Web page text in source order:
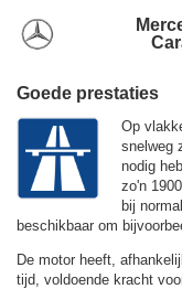
Goede prestaties
Op
snelweg
nodig
zo'n
bij
beschikbaar om
De motor heeft,
tijd, voldoende kracht